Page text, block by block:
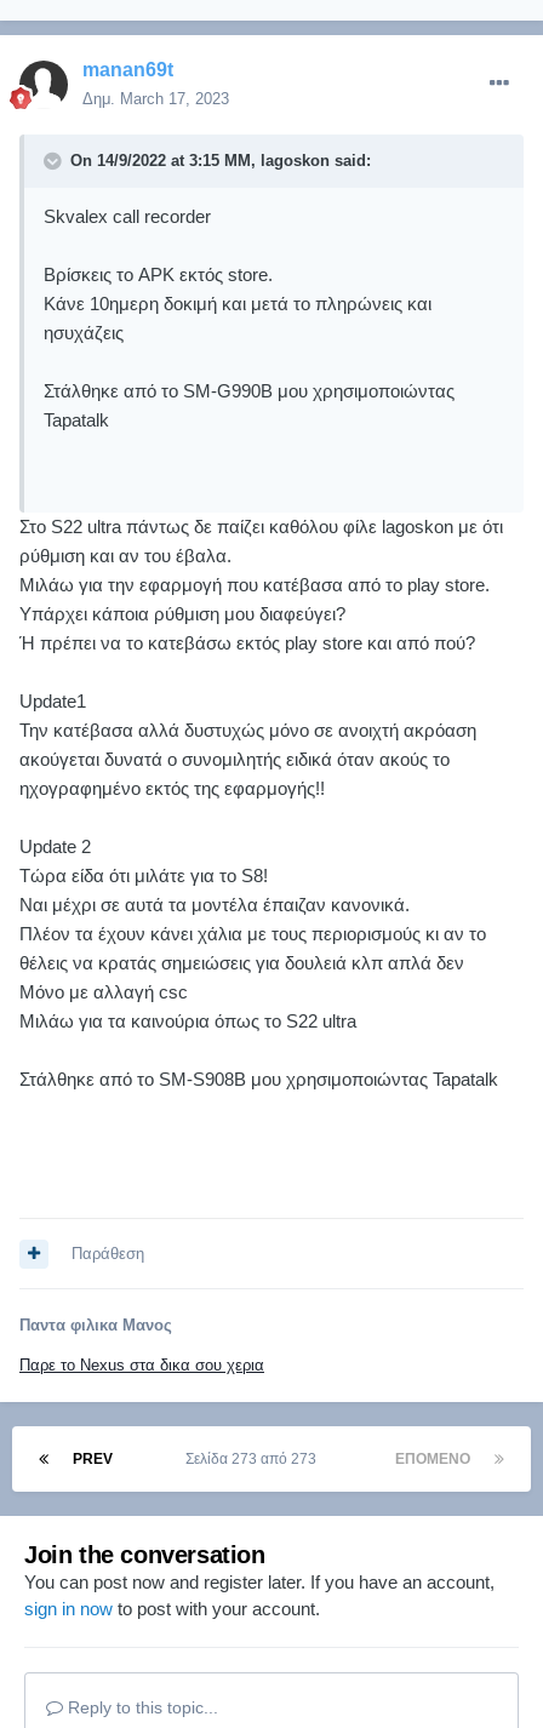
manan69t
Δημ. March 17, 2023
On 14/9/2022 at 3:15 ΜΜ, lagoskon said:
Skvalex call recorder
Βρίσκεις το APK εκτός store.
Κάνε 10ημερη δοκιμή και μετά το πληρώνεις και
ησυχάζεις
Στάλθηκε από το SM-G990B μου χρησιμοποιώντας
Tapatalk
Στο S22 ultra πάντως δε παίζει καθόλου φίλε lagoskon με ότι
ρύθμιση και αν του έβαλα.
Μιλάω για την εφαρμογή που κατέβασα από το play store.
Υπάρχει κάποια ρύθμιση μου διαφεύγει?
Ή πρέπει να το κατεβάσω εκτός play store και από πού?
Update1
Την κατέβασα αλλά δυστυχώς μόνο σε ανοιχτή ακρόαση
ακούγεται δυνατά ο συνομιλητής ειδικά όταν ακούς το
ηχογραφημένο εκτός της εφαρμογής!!
Update 2
Τώρα είδα ότι μιλάτε για το S8!
Ναι μέχρι σε αυτά τα μοντέλα έπαιζαν κανονικά.
Πλέον τα έχουν κάνει χάλια με τους περιορισμούς κι αν το
θέλεις να κρατάς σημειώσεις για δουλειά κλπ απλά δεν
Μόνο με αλλαγή csc
Μιλάω για τα καινούρια όπως το S22 ultra
Στάλθηκε από το SM-S908B μου χρησιμοποιώντας Tapatalk
Παράθεση
Παντα φιλικα Μανος
Παρε το Nexus στα δικα σου χερια
PREV ΕΠΌΜΕΝΟ
Σελίδα 273 από 273
Join the conversation
You can post now and register later. If you have an account,
sign in now to post with your account.
Reply to this topic...